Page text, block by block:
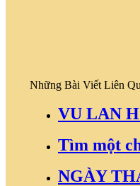
Những Bài Viết Liên
VU LAN
Tìm một
NGÀY